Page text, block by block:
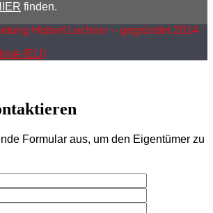
finden.
Hubert Lechner – gegründet 2014
(EU)
Formular aus, um den Eigentümer zu